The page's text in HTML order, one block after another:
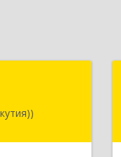
(Якутия), у.